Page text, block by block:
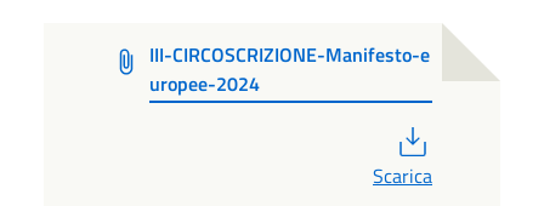
III-CIRCOSCRIZIONE-Manifesto-e
uropee-2024
Scarica